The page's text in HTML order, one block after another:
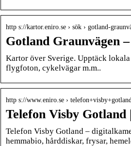
http s://kartor.eniro.se › sök › gotland-
Gotland Graunvägen
Kartor över Sverige. Upptäck
flygfoton, cykelvägar m.m..
http s://www.eniro.se ›
Telefon Visby Gotland
Telefon Visby Gotland –
hemmabio, hårddiskar, frysar,